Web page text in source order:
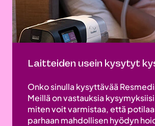
Laitteiden usein kysytyt
Onko sinulla kysyttävää
Meillä on vastauksia
miten voit varmistaa, että
parhaan mahdollisen hyödyn